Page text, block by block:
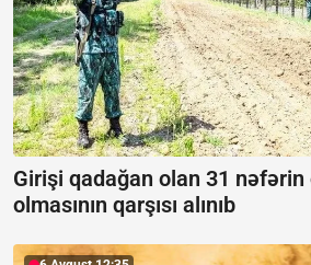
Girişi qadağan olan 31
olmasının qarşısı alınıb